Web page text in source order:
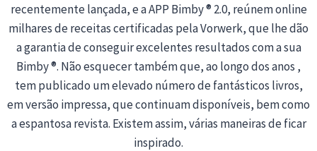
recentemente lançada, e a APP Bimby ® 2.0, reúnem online
milhares de receitas certificadas pela Vorwerk, que lhe dão
a garantia de conseguir excelentes resultados com a sua
Bimby ®. Não esquecer também que, ao longo dos anos ,
tem publicado um elevado número de fantásticos livros,
em versão impressa, que continuam disponíveis, bem como
a espantosa revista. Existem assim, várias maneiras de ficar
inspirado.